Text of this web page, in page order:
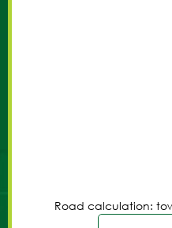
Road calculation: